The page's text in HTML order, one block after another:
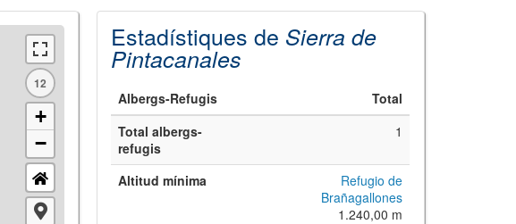
12
+
−
Estadístiques de Sierra de
Pintacanales
Albergs-Refugis
Total
Total albergs-
refugis
1
Altitud mínima
Refugio de
Brañagallones
1.240,00 m